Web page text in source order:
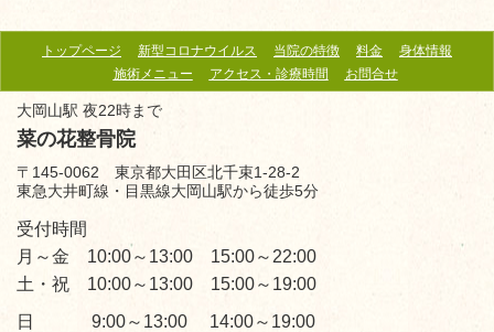
トップページ 新型コロナウイルス 当院の特徴 料金
身体情報
施術メニュー
アクセス・診療時間 お問合せ
大岡山駅 夜22時まで
菜の花整骨院
〒145-0062 東京都大田区北千束1-28-2
東急大井町線・目黒線大岡山駅から徒歩5分
受付時間
月～金 10:00～13:00 15:00～22:00
土・祝 10:00～13:00 15:00～19:00
日 9:00～13:00 14:00～19:00